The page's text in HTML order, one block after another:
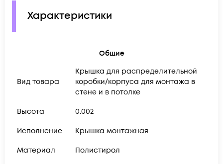
Характеристики
Общие
Вид товара
Крышка для распределительной
коробки/корпуса для монтажа в
стене и в потолке
Высота 0.002
Исполнение Крышка монтажная
Материал Полистирол